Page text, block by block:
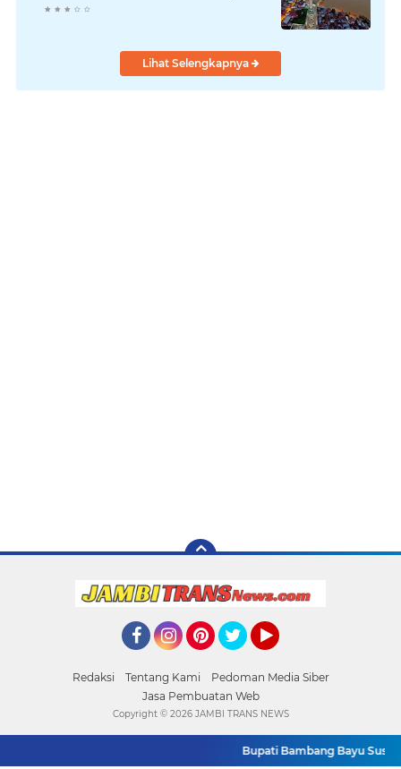
Lihat Selengkapnya
Redaksi Tentang Kami
Pedoman Media Siber
Jasa Pembuatan Web
Bupati Bambang Bayu
Copyright © 2026 JAMBI TRANS NEWS